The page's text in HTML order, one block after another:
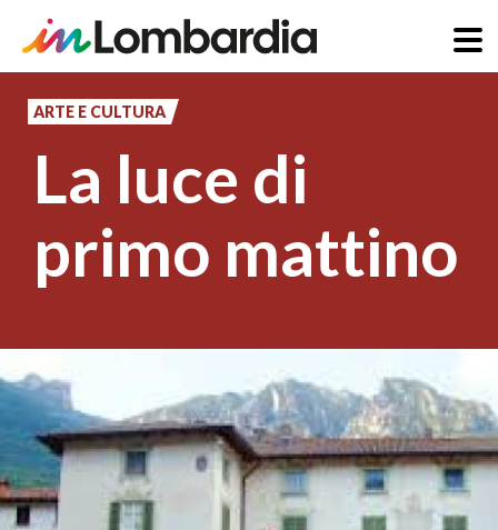
principale
ARTE E CULTURA
La luce di
primo mattino